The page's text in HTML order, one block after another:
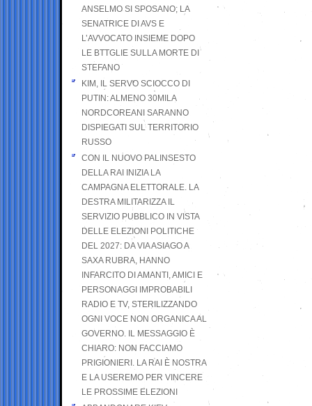
ANSELMO SI SPOSANO; LA
SENATRICE DI AVS E
L’AVVOCATO INSIEME DOPO
LE BTTGLIE SULLA MORTE DI
STEFANO
KIM, IL SERVO SCIOCCO DI
PUTIN: ALMENO 30MILA
NORDCOREANI SARANNO
DISPIEGATI SUL TERRITORIO
RUSSO
CON IL NUOVO PALINSESTO
DELLA RAI INIZIA LA
CAMPAGNA ELETTORALE. LA
DESTRA MILITARIZZA IL
SERVIZIO PUBBLICO IN VISTA
DELLE ELEZIONI POLITICHE
DEL 2027: DA VIA ASIAGO A
SAXA RUBRA, HANNO
INFARCITO DI AMANTI, AMICI E
PERSONAGGI IMPROBABILI
RADIO E TV, STERILIZZANDO
OGNI VOCE NON ORGANICA AL
GOVERNO. IL MESSAGGIO È
CHIARO: NON FACCIAMO
PRIGIONIERI. LA RAI È NOSTRA
E LA USEREMO PER VINCERE
LE PROSSIME ELEZIONI